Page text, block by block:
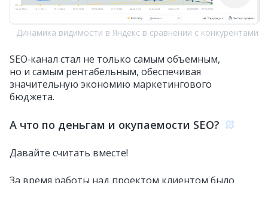
Динамика видимости в Яндекс в сравнении с конкурентами
SEO‑канал стал не только самым объемным,
но и самым рентабельным, обеспечивая
значительную экономию маркетингового
бюджета.
А что по деньгам и окупаемости SEO?
Давайте считать вместе!
За время работы над проектом клиентом было